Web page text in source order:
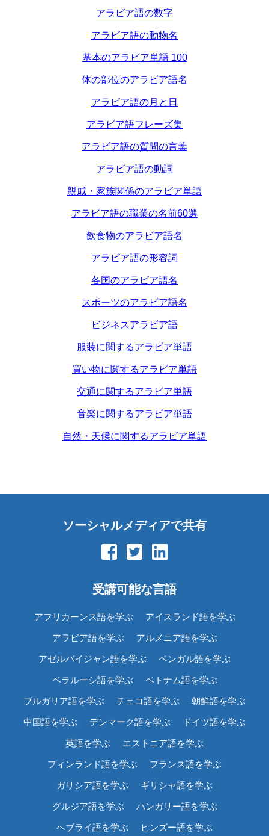
アラビア語の数字
アラビア語の動物名
基本のアラビア単語 100
体の部位のアラビア語名
アラビア語の月と日
アラビア語フレーズ集
アラビア語の質問の言葉
アラビア語の動詞
親戚・家族関係のアラビア単語
アラビア語の職業の名前60選
飲食物のアラビア語名
アラビア語の形容詞
各国のアラビア語名
スポーツのアラビア語名
ビジネスアラビア語
服装に関するアラビア単語
買い物に関するアラビア単語
交通に関するアラビア単語
音楽に関するアラビア単語
自然・天候に関するアラビア単語
ソーシャルメディアで共有
受講可能な言語
アフリカーンス語を学ぶ アイスランド語を学ぶ
アラビア語を学ぶ アルメニア語を学ぶ
アゼルバイジャン語を学ぶ ベンガル語を学ぶ
ベラルーシ語を学ぶ ベトナム語を学ぶ
ブルガリア語を学ぶ チェコ語を学ぶ 朝鮮語を学ぶ
中国語を学ぶ デンマーク語を学ぶ ドイツ語を学ぶ
英語を学ぶ エストニア語を学ぶ
フィンランド語を学ぶ フランス語を学ぶ
ガリシア語を学ぶ ギリシャ語を学ぶ
グルジア語を学ぶ ハンガリー語を学ぶ
ヘブライ語を学ぶ ヒンズー語を学ぶ